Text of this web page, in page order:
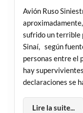
Avión Ruso
sufrido un terrible
Sinaí, según
personas entre el
hay
declaraciones se
Lire la suite...